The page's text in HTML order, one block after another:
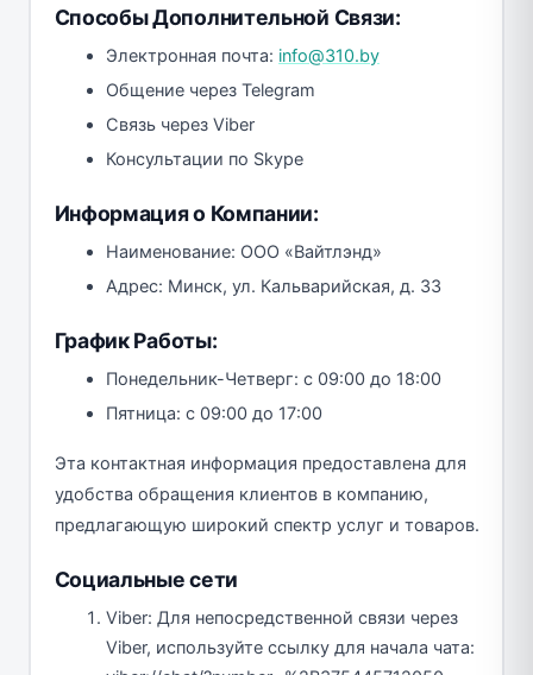
Способы Дополнительной Связи:
Электронная почта: info@310.by
Общение через Telegram
Связь через Viber
Консультации по Skype
Информация о Компании:
Наименование: ООО «Вайтлэнд»
Адрес: Минск, ул. Кальварийская, д. 33
График Работы:
Понедельник-Четверг: с 09:00 до 18:00
Пятница: с 09:00 до 17:00
Эта контактная информация предоставлена для
удобства обращения клиентов в компанию,
предлагающую широкий спектр услуг и товаров.
Социальные сети
Viber: Для непосредственной связи через
Viber, используйте ссылку для начала чата: